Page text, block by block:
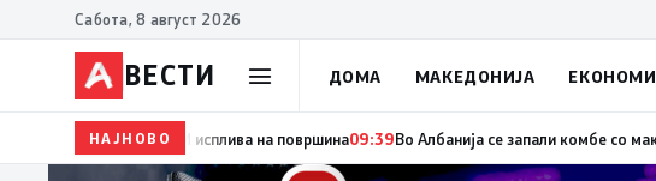
Сабота, 8 август 2026
ВЕСТИ ДОМА МАКЕДОНИЈА
НАЈНОВО
09:54 Манасиевски: Децата на Филипче се децата на предавникот